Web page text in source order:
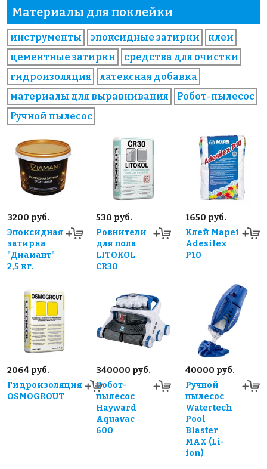
Материалы для поклейки
инструменты эпоксидные затирки
клеи
цементные затирки
средства для очистки
гидроизоляция
латексная добавка
материалы для выравнивания
Робот-пылесос
Ручной пылесос
3200 руб.
Эпоксидная
затирка
"Диамант"
2,5 кг.
530 руб.
Ровнители
для пола
LITOKOL
CR30
1650 руб.
Клей Mapei
Adesilex
P10
2064 руб.
Гидроизоляция
OSMOGROUT
340000 руб.
Робот-
пылесос
Hayward
Aquavac
600
40000 руб.
Ручной
пылесос
Watertech
Pool
Blaster
MAX (Li-
ion)